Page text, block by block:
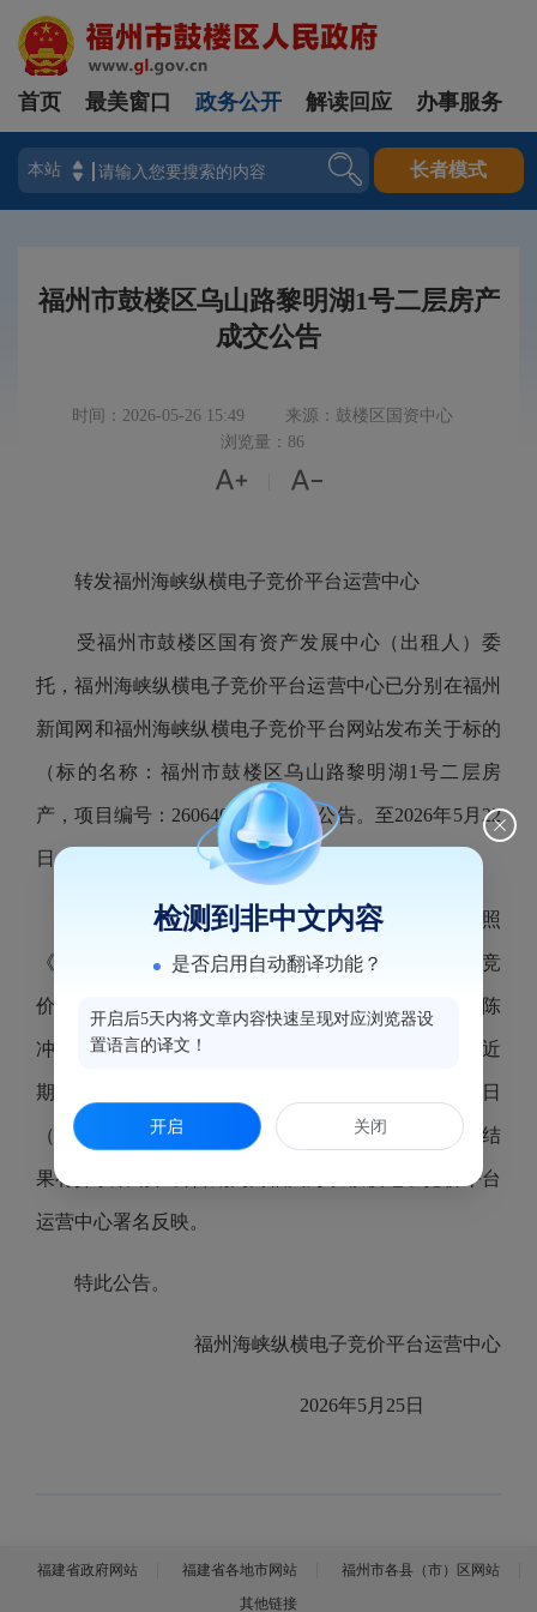
登录
首页 最美窗口 政务公开 解读回应 办事服务
长者模式
福州市鼓楼区乌山路黎明湖1号二层房产
成交公告
时间：2026-05-26 15:49
来源：鼓楼区国资中心
浏览量：86
 
转发福州海峡纵横电子竞价平台运营中心
受福州市鼓楼区国有资产发展中心（出租人）委
托，福州海峡纵横电子竞价平台运营中心已分别在福州
新闻网和福州海峡纵横电子竞价平台网站发布关于标的
（标的名称：福州市鼓楼区乌山路黎明湖1号二层房
产，项目编号：260640327）招租公告。至2026年5月22
日，该挂牌信息公告期已满。
2026年5月25日，福州海峡纵横电子竞价平台按照
《国有资产公开招租办理规程（试行）》组织电子竞
价。最终该标的以租金5935（元/月）成交，承租人为陈
冲，竞价活动已经结束，该项目相关的交割手续将于近
期办理。现将本次竞价结果进行公告，公告5个工作日
（公告期：2026年5月25日-2026年5月29日），对本结
果有异议者请在公告期内向福州海峡纵横电子竞价平台
运营中心署名反映。
特此公告。
福州海峡纵横电子竞价平台运营中心
2026年5月25日
福建省政府网站 福建省各地市网站
福州市各县（市）区网站
其他链接
检测到非中文内容
是否启用自动翻译功能？
开启后5天内将文章内容快速呈现对应浏览器设
置语言的译文！
开启 关闭